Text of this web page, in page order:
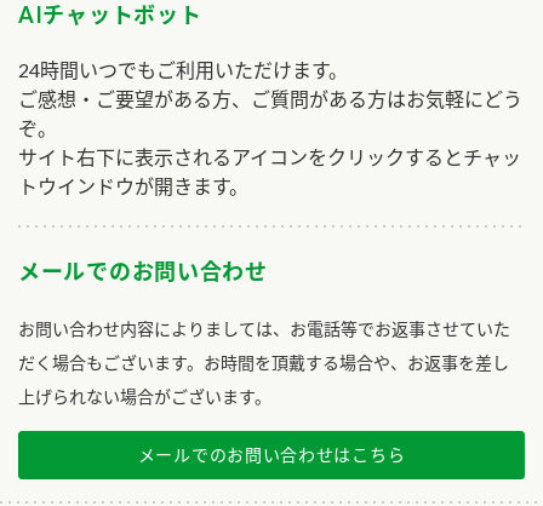
AIチャットボット
24時間いつでもご利用いただけます。
ご感想・ご要望がある方、ご質問がある方はお気軽にどう
ぞ。
サイト右下に表示されるアイコンをクリックするとチャッ
トウインドウが開きます。
メールでのお問い合わせ
お問い合わせ内容によりましては、お電話等でお返事させていた
だく場合もございます。お時間を頂戴する場合や、お返事を差し
上げられない場合がございます。
メールでのお問い合わせはこちら